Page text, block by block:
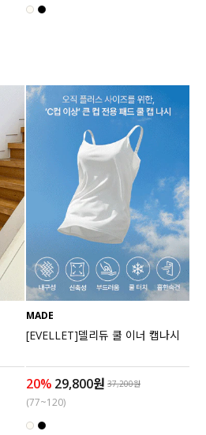
MADE
[EVELLET]델리듀 쿨 이너 캡나시
20% 29,800원 37,200원
(77~120)